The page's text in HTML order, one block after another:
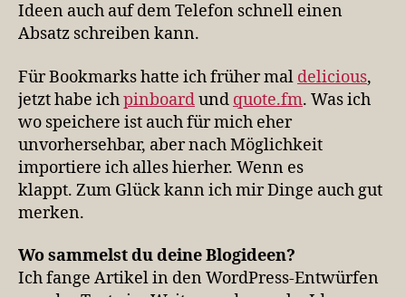
Ideen auch auf dem Telefon schnell einen
Absatz schreiben kann.
Für Bookmarks hatte ich früher mal delicious,
jetzt habe ichpinboardund quote.fm. Was ich
wo speichere ist auch für mich eher
unvorhersehbar, aber nach Möglichkeit
importiere ich alles hierher. Wenn es
klappt. Zum Glück kann ich mir Dinge auch gut
merken.
Wo sam­melst du deine Blogideen?
Ich fange Artikel in den WordPress-Entwürfen